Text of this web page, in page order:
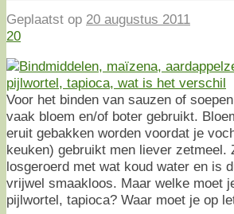
Geplaatst op 20 augustus 2011
20
Voor het binden van sauzen of
vaak bloem en/of boter gebruikt.
eruit gebakken worden voordat je
keuken) gebruikt men liever
losgeroerd met wat koud water en is
vrijwel smaakloos. Maar welke moet
pijlwortel, tapioca? Waar moet je op